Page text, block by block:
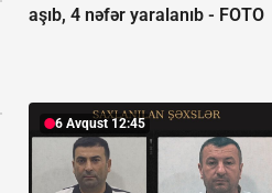
aşıb, 4 nəfər yaralanıb - FOTO
6 Avqust 12:45